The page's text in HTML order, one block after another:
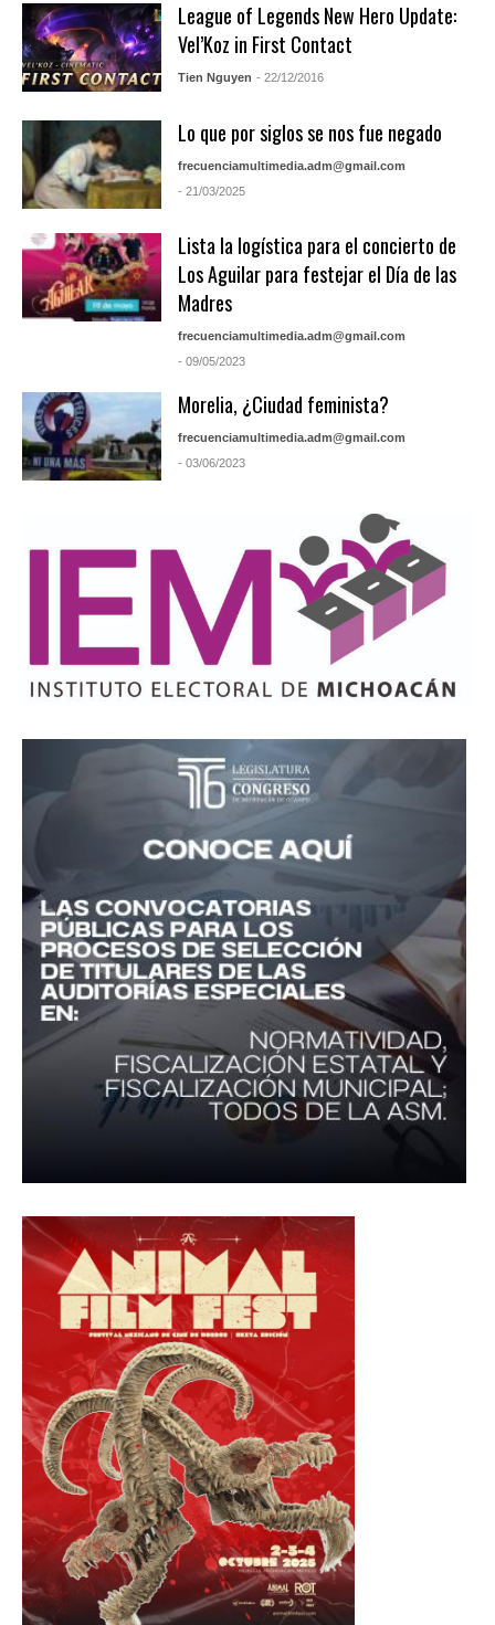
League of Legends New Hero Update:
Vel’Koz in First Contact
Tien Nguyen - 22/12/2016
Lo que por siglos se nos fue negado
frecuenciamultimedia.adm@gmail.com
- 21/03/2025
Lista la logística para el concierto de
Los Aguilar para festejar el Día de las
Madres
frecuenciamultimedia.adm@gmail.com
- 09/05/2023
Morelia, ¿Ciudad feminista?
frecuenciamultimedia.adm@gmail.com
- 03/06/2023